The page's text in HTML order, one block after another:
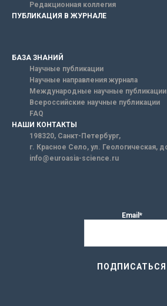
Редакционная коллегия
ПУБЛИКАЦИЯ В ЖУРНАЛЕ
БАЗА ЗНАНИЙ
Научные публикации
Научные направления журнала
Международные научные публикации
Всероссийские научные публикации
FAQ
НАШИ КОНТАКТЫ
198320, Санкт-Петербург,
г. Красное Село, ул. Геологическая,
info@euroasia-science.ru
Email*